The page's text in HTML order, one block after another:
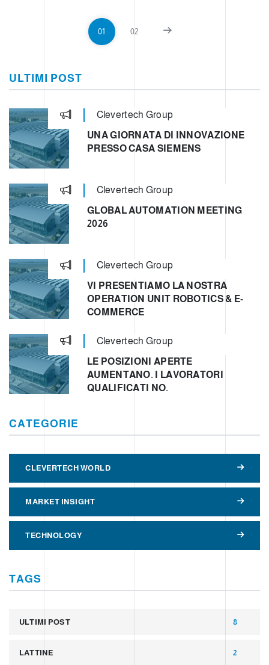
01 02
ULTIMI POST
Clevertech Group
UNA GIORNATA DI INNOVAZIONE
PRESSO CASA SIEMENS
Clevertech Group
GLOBAL AUTOMATION MEETING
2026
Clevertech Group
VI PRESENTIAMO LA NOSTRA
OPERATION UNIT ROBOTICS & E-
COMMERCE
Clevertech Group
LE POSIZIONI APERTE
AUMENTANO. I LAVORATORI
QUALIFICATI NO.
CATEGORIE
CLEVERTECH WORLD
MARKET INSIGHT
TECHNOLOGY
TAGS
ULTIMI POST 8
LATTINE 2